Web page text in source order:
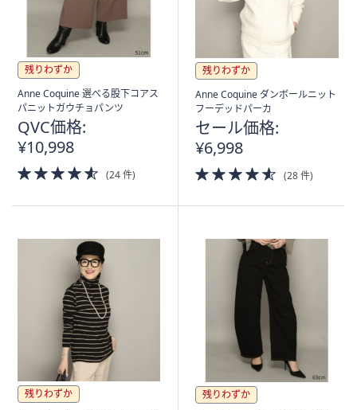
残りわずか
Anne Coquine 選べる股下コアス
パニットガウチョパンツ
QVC価格:
¥10,998
4.5
of
(24 件)
残りわずか
Anne Coquine ダンボールニット
フーデッドパーカ
セール価格:
¥6,998
4.5
of
(28 件)
残りわずか
残りわずか